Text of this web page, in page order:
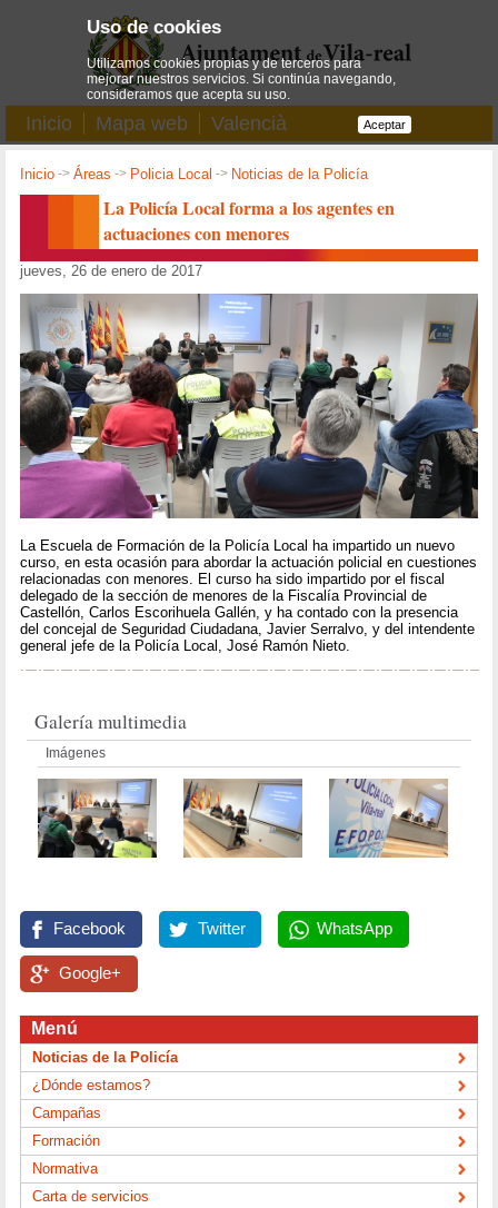
Inicio Mapa web Valencià
Inicio ->Áreas -> Policia Local -> Noticias de la Policía
La Policía Local forma a los agentes en
actuaciones con menores
jueves, 26 de enero de 2017
La Escuela de Formación de la Policía Local ha impartido un nuevo
curso, en esta ocasión para abordar la actuación policial en cuestiones
relacionadas con menores. El curso ha sido impartido por el fiscal
delegado de la sección de menores de la Fiscalía Provincial de
Castellón, Carlos Escorihuela Gallén, y ha contado con la presencia
del concejal de Seguridad Ciudadana, Javier Serralvo, y del intendente
general jefe de la Policía Local, José Ramón Nieto.
Galería multimedia
Imágenes
Facebook Twitter WhatsApp
Google+
Menú
Noticias de la Policía
¿Dónde estamos?
Campañas
Formación
Normativa
Carta de servicios
Uso de cookies
Utilizamos cookies propias y de terceros para
mejorar nuestros servicios. Si continúa navegando,
consideramos que acepta su uso.
Aceptar